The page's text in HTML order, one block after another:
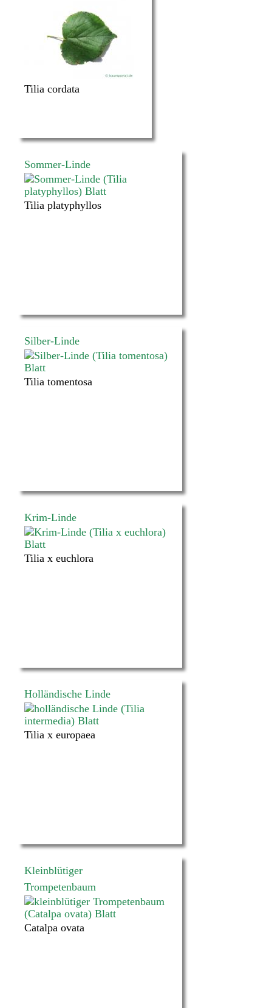
Tilia cordata
Sommer-Linde
Tilia platyphyllos
Silber-Linde
Tilia tomentosa
Krim-Linde
Tilia x euchlora
Holländische Linde
Tilia x europaea
Kleinblütiger
Trompetenbaum
Catalpa ovata